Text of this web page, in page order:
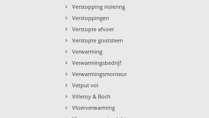
› Verstopping riolering
› Verstoppingen
› Verstopte afvoer
› Verstopte gootsteen
› Verwarming
› Verwarmingsbedrijf
› Verwarmingsmonteur
› Vetput vol
› Villeroy & Boch
› Vloerverwarming